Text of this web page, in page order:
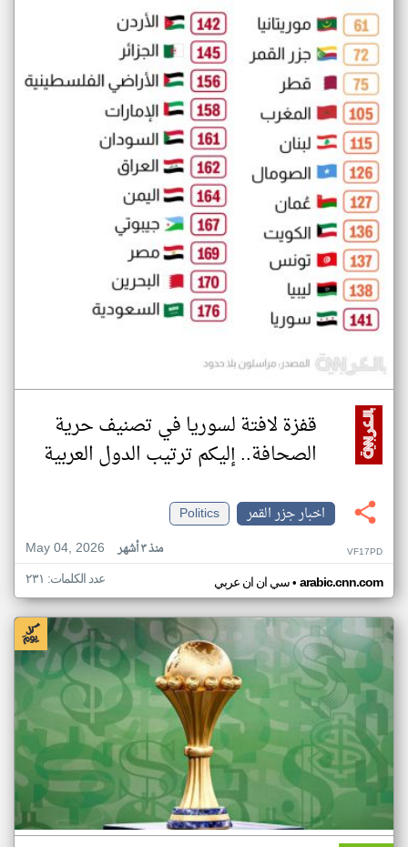
قفزة لافتة لسوريا في تصنيف حرية
الصحافة.. إليكم ترتيب الدول العربية
اخبار جزر القمر
Politics
May 04, 2026
منذ ٣ أشهر VF17PD
سي ان ان عربي• arabic.cnn.com عدد الكلمات: ٢٣١